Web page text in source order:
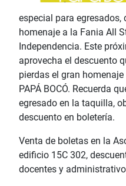
especial para
homenaje a la Fania All
Independencia. Este
aprovecha el descuento
pierdas el gran homenaje
PAPÁ BOCÓ. Recuerda
egresado en la taquilla,
descuento en boletería.
Venta de boletas en la
edificio 15C 302,
docentes y